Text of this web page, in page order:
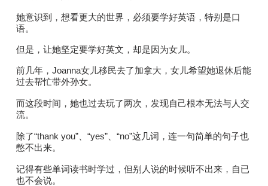
她意识到，想看更大的世界，必须要学好英语，特别是口
语。
但是，让她坚定要学好英文，却是因为女儿。
前几年，Joanna女儿移民去了加拿大，女儿希望她退休后能
过去帮忙带外孙女。
而这段时间，她也过去玩了两次，发现自己根本无法与人交
流。
除了“thank you”、“yes”、“no”这几词，连一句简单的句子也
憋不出来。
记得有些单词读书时学过，但别人说的时候听不出来，自已
也不会说。